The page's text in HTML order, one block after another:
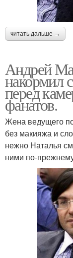
читать дальше →
Андрей
накормил
перед
фанатов.
Жена ведущего
без макияжа и
нежно Наталья
ними по-прежнему